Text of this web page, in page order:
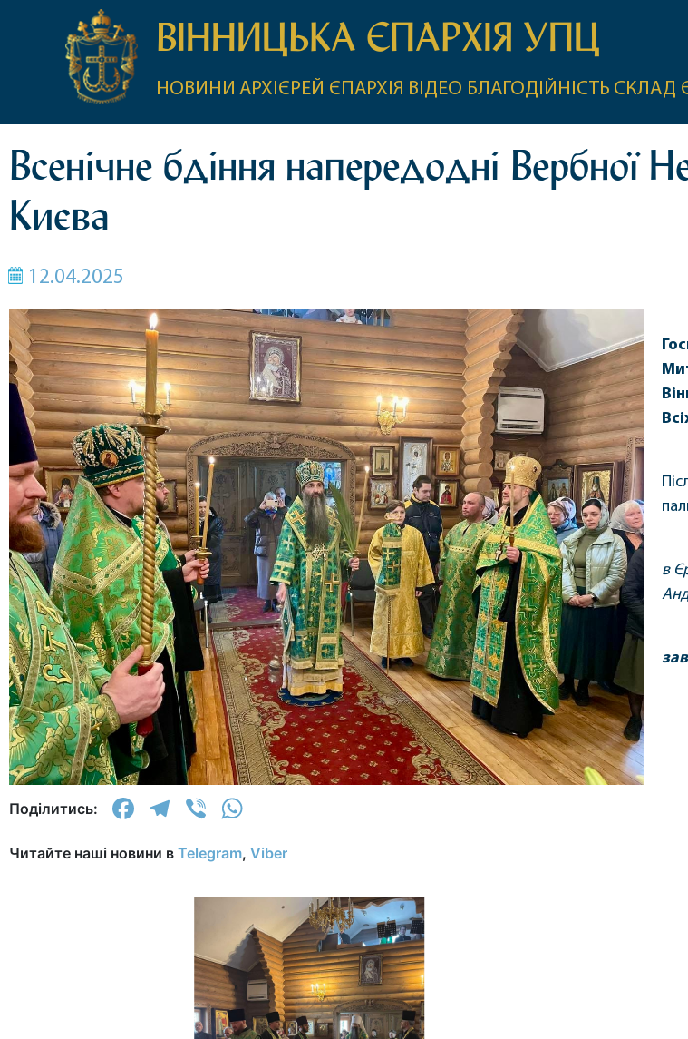
ВІННИЦЬКА ЄПАРХІЯ УПЦ
НОВИНИ АРХІЄРЕЙ ЄПАРХІЯ ВІДЕО БЛАГОДІЙНІСТЬ СКЛАД
Всенічне бдіння напередодні Вербної
Києва
12.04.2025
в
Поділитись: Facebook
Telegram
Viber
Читайте наші новини в Telegram, Viber